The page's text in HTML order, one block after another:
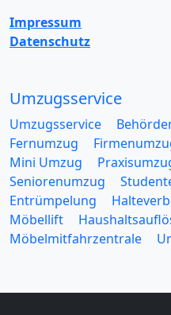
Impressum
Datenschutz
Umzugsservice
Umzugsservice
Fernumzug
Mini Umzug
Seniorenumzug
Entrümpelung
Möbellift
Möbelmitfahrzentrale